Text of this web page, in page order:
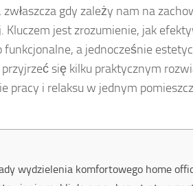
gdy zależy nam na
Kluczem jest zrozumienie, jak
funkcjonalne, a jednocześnie
się kilku praktycznym
pracy i relaksu w jednym
wydzielenia komfortowego home